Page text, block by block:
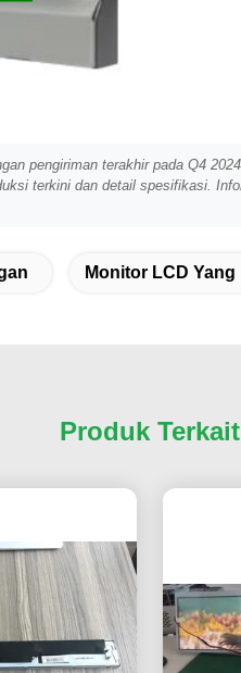
pengiriman terakhir pada Q4
terkini dan detail spesifikasi.
Monitor LCD
Produk Terkait